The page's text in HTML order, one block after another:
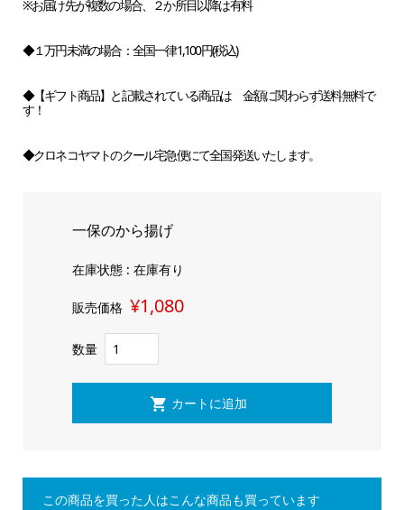
※お届け先が複数の場合、２か所目以降は有料
◆１万円未満の場合：全国一律1,100円(税込)
◆【ギフト商品】と記載されている商品は 金額に関わらず送料無料で
す！
◆クロネコヤマトのクール宅急便にて全国発送いたします。
一保のから揚げ
在庫状態 : 在庫有り
販売価格 ¥1,080
数量
この商品を買った人はこんな商品も買っています